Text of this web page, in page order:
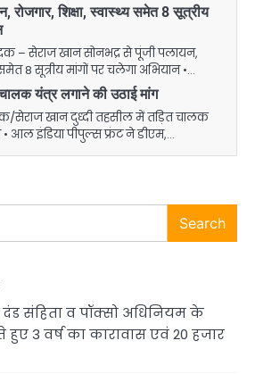
रोजगार, शिक्षा, स्वास्थ्य समेत 8 सूत्रीय
– सेराज खान सोनभद्र से पूंजी पलायन,
समेत 8 सूत्रीय मांगों पर चलेगा अभियान •…
यंत्र लगाने की उठाई मांग
सेराज खान दुध्दी तहसील में तड़ित चालक
• आल इंडिया पीपुल्स फ्रंट ने डीएम,…
Search
संहिता व पॉक्सो अधिनियम के
हुए 3 वर्ष का कारावास एवं 20 हजार